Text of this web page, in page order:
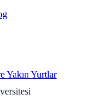
Yakın Yurtlar